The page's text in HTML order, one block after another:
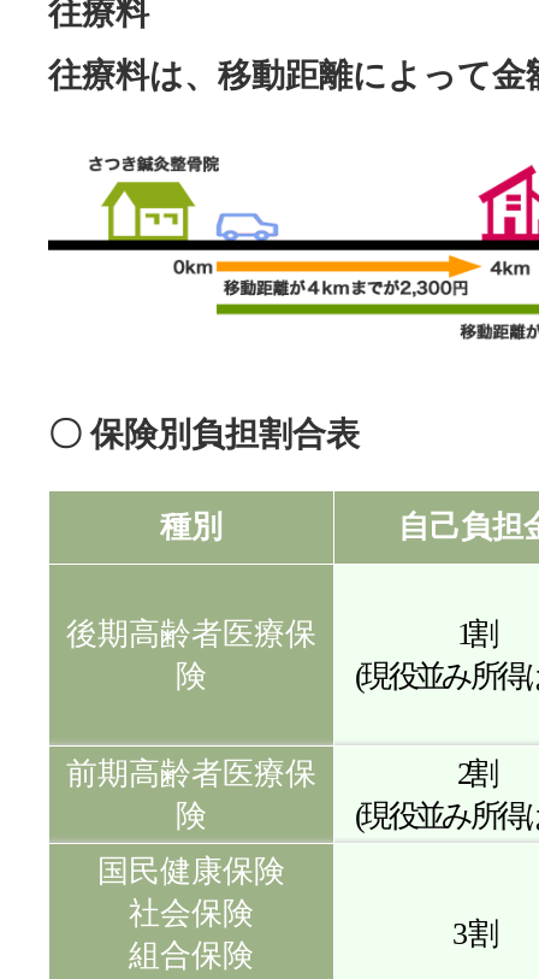
往療料
往療料は、移動距離によって
〇 保険別負担割合表
種別 自己負担
後期高齢者医療保
険
1割
(現役並み所得
前期高齢者医療保
険
2割
(現役並み所得
国民健康保険
社会保険
組合保険
3割